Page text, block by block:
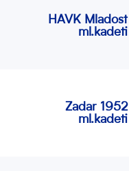
HAVK Mladost
ml.kadeti
Zadar 1952
ml.kadeti